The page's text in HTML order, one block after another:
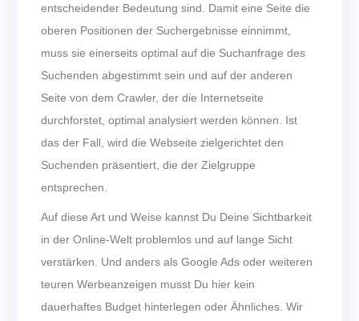
entscheidender Bedeutung sind. Damit eine Seite die
oberen Positionen der Suchergebnisse einnimmt,
muss sie einerseits optimal auf die Suchanfrage des
Suchenden abgestimmt sein und auf der anderen
Seite von dem Crawler, der die Internetseite
durchforstet, optimal analysiert werden können. Ist
das der Fall, wird die Webseite zielgerichtet den
Suchenden präsentiert, die der Zielgruppe
entsprechen.
Auf diese Art und Weise kannst Du Deine Sichtbarkeit
in der Online-Welt problemlos und auf lange Sicht
verstärken. Und anders als Google Ads oder weiteren
teuren Werbeanzeigen musst Du hier kein
dauerhaftes Budget hinterlegen oder Ähnliches. Wir